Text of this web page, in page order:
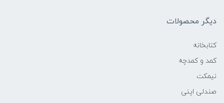
دیگر محصولات
کتابخانه
کمد و کمدچه
نیمکت
صندلی اپنی